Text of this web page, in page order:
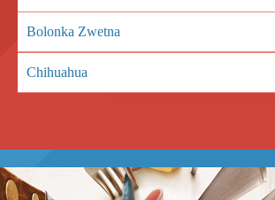
Bolonka Zwetna
Chihuahua